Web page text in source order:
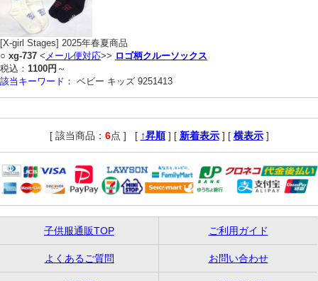
[X-girl Stages] 2025年春夏商品
○ xg-737 < メール便対応>> ロゴ柄クルーソックス
税込： 1100円 ～
該当キーワード： ベビー キッズ 9251413
[ 該当商品： 6点 ] [ ↑昇順 ] [ 新着表示 ] [ 横表示 ]
子供服通販TOP ご利用ガイド
よくあるご質問 お問い合わせ